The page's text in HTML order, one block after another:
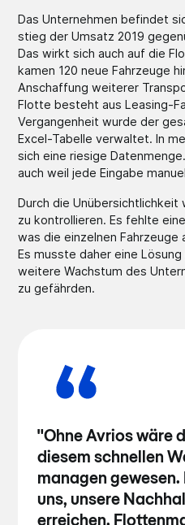
Das Unternehmen befindet
stieg der Umsatz 2019
Das wirkt sich auch auf die
kamen 120 neue Fahrzeuge
Anschaffung weiterer
Flotte besteht aus Leasing-
Vergangenheit wurde der
Excel-Tabelle verwaltet. In
sich eine riesige
auch weil jede Eingabe
Durch die Unübersichtlichkeit
zu kontrollieren. Es fehlte
was die einzelnen Fahrzeuge
Es musste daher eine
weitere Wachstum des
zu gefährden.
"Ohne Avrios wäre
diesem schnellen
managen
uns, unsere
erreichen.